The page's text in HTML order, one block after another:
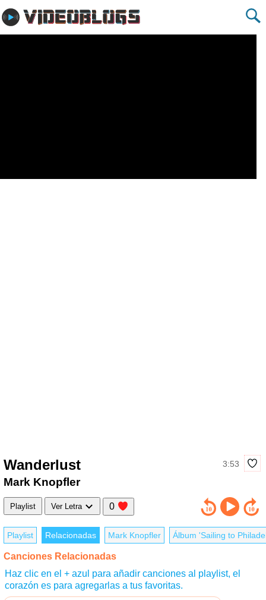
Wanderlust 3:53
Mark Knopfler
Playlist Ver Letra 0
Playlist Relacionadas Mark Knopfler Álbum 'Sailing to
Canciones Relacionadas
Haz clic en el + azul para añadir canciones al playlist, el
corazón es para agregarlas a tus favoritas.